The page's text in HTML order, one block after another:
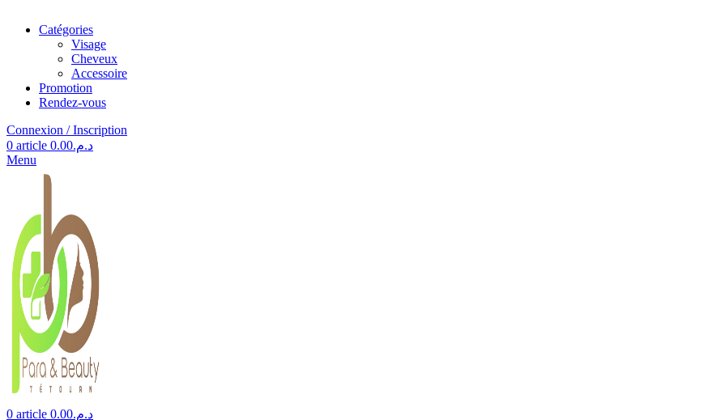
Catégories
Visage
Cheveux
Accessoire
Promotion
Rendez-vous
Connexion / Inscription
0 article د.م.0.00
Menu
0 article د.م.0.00